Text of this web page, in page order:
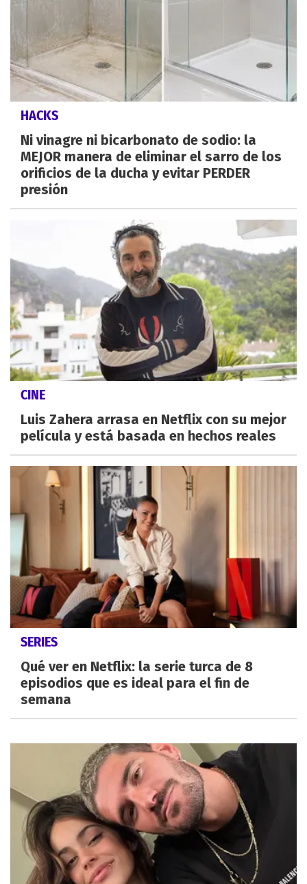
HACKS
Ni vinagre ni bicarbonato de sodio: la
MEJOR manera de eliminar el sarro de los
orificios de la ducha y evitar PERDER
presión
CINE
Luis Zahera arrasa en Netflix con su mejor
película y está basada en hechos reales
SERIES
Qué ver en Netflix: la serie turca de 8
episodios que es ideal para el fin de
semana